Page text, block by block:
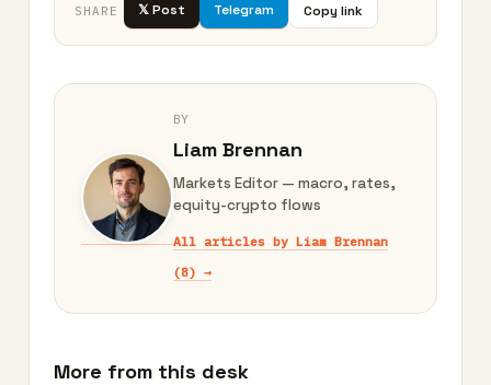
SHARE 𝕏 Post Telegram Copy link
BY
Liam Brennan
Markets Editor — macro, rates,
equity-crypto flows
All articles by Liam Brennan
(8) →
More from this desk